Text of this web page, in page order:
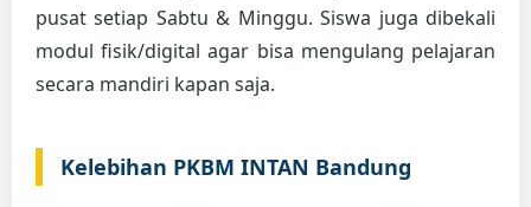
pusat setiap Sabtu & Minggu. Siswa juga dibekali
modul fisik/digital agar bisa mengulang pelajaran
secara mandiri kapan saja.
Kelebihan PKBM INTAN Bandung